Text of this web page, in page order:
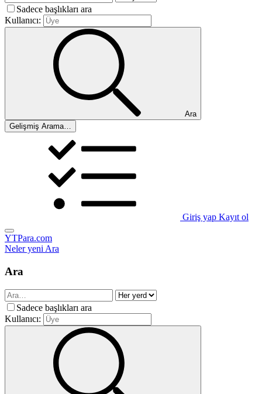
Sadece başlıkları ara
Kullanıcı:
Ara
Gelişmiş Arama…
Giriş yap Kayıt ol
YTPara.com
Neler yeniAra
Ara
Sadece başlıkları ara
Kullanıcı: